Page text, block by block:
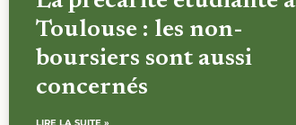
Toulouse : les non-
boursiers sont aussi
concernés